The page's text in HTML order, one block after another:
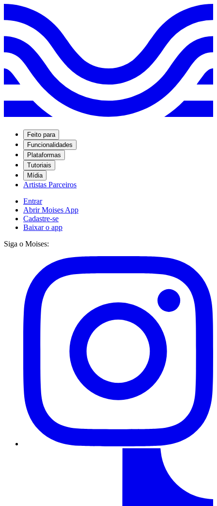
Feito para
Funcionalidades
Plataformas
Tutoriais
Mídia
Artistas Parceiros
Entrar
Abrir Moises App
Cadastre-se
Baixar o app
Siga o Moises: